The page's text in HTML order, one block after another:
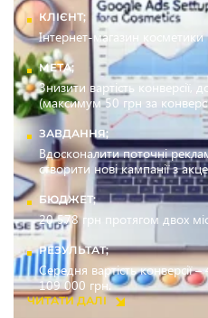
КЛІЄНТ;
Інтернет-магазин
МЕТА;
Знизити вартість конверсії,
(максимум 50 грн за
ЗАВДАННЯ;
Вдосконалити поточні
створити нові кампанії з
БЮДЖЕТ;
20 578 грн протягом двох
РЕЗУЛЬТАТ;
Середня вартість конверсії
109 000 грн.
ЧИТАТИ ДАЛІ